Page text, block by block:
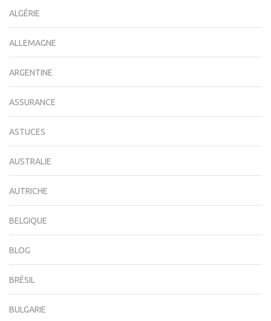
ALGÉRIE
ALLEMAGNE
ARGENTINE
ASSURANCE
ASTUCES
AUSTRALIE
AUTRICHE
BELGIQUE
BLOG
BRÉSIL
BULGARIE